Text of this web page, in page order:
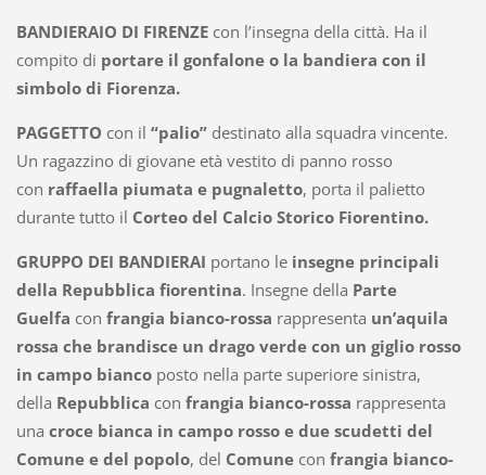
BANDIERAIO DI FIRENZE con l’insegna della città. Ha il
compito di portare il gonfalone o la bandiera con il
simbolo di Fiorenza.
PAGGETTO con il “palio”destinato alla squadra vincente.
Un ragazzino di giovane età vestito di panno rosso
con raffaella piumata e pugnaletto, porta il palietto
durante tutto il Corteo del Calcio Storico Fiorentino.
GRUPPO DEI BANDIERAI portano le insegne principali
della Repubblica fiorentina. Insegne della Parte
Guelfa con frangia bianco-rossa rappresenta un’aquila
rossa che brandisce un drago verde con un giglio rosso
in campo biancoposto nella parte superiore sinistra,
della Repubblica con frangia bianco-rossa rappresenta
una croce bianca in campo rosso e due scudetti del
Comune e del popolo, del Comunecon frangia bianco-